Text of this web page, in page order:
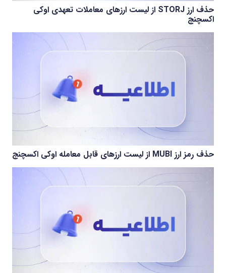
حذف ارز STORJ از لیست ارزهای معاملات تعهدی اوکی
اکسچنج
حذف رمز ارز MUBI از لیست ارزهای قابل معامله اوکی اکسچنج